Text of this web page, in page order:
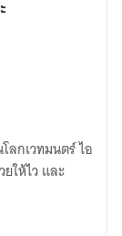
ลกเวทมนตร์ ไอ
ให้ไว และ